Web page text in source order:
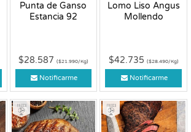
Punta de Ganso
Estancia 92
$28.587 ($21.990/Kg)
Notificarme
Lomo Liso Angus
Mollendo
$42.735 ($28.490/Kg)
Notificarme
Fresco Fresco